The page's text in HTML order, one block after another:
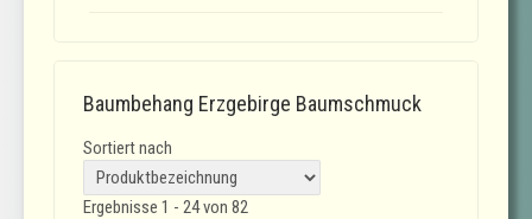
Baumbehang Erzgebirge Baumschmuck
Sortiert nach
Ergebnisse 1 - 24 von 82